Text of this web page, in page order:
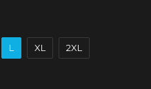
L XL 2XL